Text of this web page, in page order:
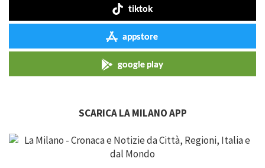
tiktok
appstore
google play
SCARICA LA MILANO APP